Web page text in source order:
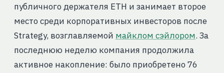
публичного держателя ETH и занимает второе
место среди корпоративных инвесторов после
Strategy, возглавляемой майклом сэйлором. За
последнюю неделю компания продолжила
активное накопление: было приобретено 76